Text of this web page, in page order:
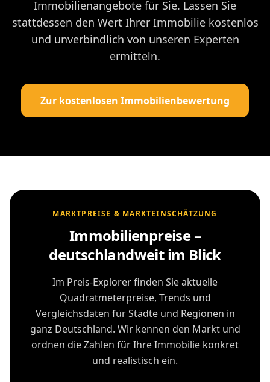
Immobilienangebote für Sie. Lassen Sie
stattdessen den Wert Ihrer Immobilie kostenlos
und unverbindlich von unseren Experten
ermitteln.
Zur kostenlosen Immobilienbewertung
MARKTPREISE & MARKTEINSCHÄTZUNG
Immobilienpreise –
deutschlandweit im Blick
Im Preis-Explorer finden Sie aktuelle
Quadratmeterpreise, Trends und
Vergleichsdaten für Städte und Regionen in
ganz Deutschland. Wir kennen den Markt und
ordnen die Zahlen für Ihre Immobilie konkret
und realistisch ein.